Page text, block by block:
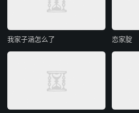
我家子涵怎么了 恋家腚